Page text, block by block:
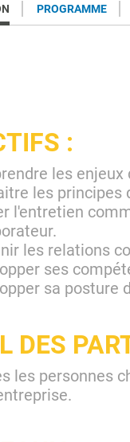
PROGRAMME
:
les enjeux
les principes
l'entretien
les relations
ses
sa posture
DES
les personnes